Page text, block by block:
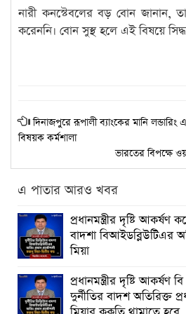
নারী কনস্টেবলের বড় বোন জানান,
করেননি। বোন সুস্থ হলে এই বিষয়ে
দিনাজপুরে রূপালী ব্যাংকের মানি লন্ডারিং
বিষয়ক কর্মশালা
ভারতের বিপক্ষে
এ পাতার আরও খবর
প্রধানমন্ত্রীর দৃষ্টি আকর্ষণ
বাদশা বিআইডব্লিউটিএর
মিয়া
প্রধানমন্ত্রীর দৃষ্টি
দুর্নীতির বাদশ অতিরিক্ত